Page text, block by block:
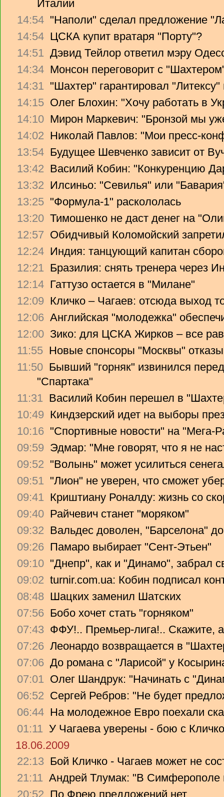
Италии
14:54 "Наполи" сделал предложение
14:54 ЦСКА купит вратаря "Порту"?
14:51 Дэвид Тейлор ответил мэру
14:34 Монсон переговорит с
14:31 "Шахтер" гарантировал
14:15 Олег Блохин: "Хочу работать в
14:10 Мирон Маркевич: "Бронзой мы
14:02 Николай Павлов: "Мои пресс-
13:54 Будущее Шевченко зависит от
13:42 Василий Кобин: "Конкуренцию
13:32 Илсиньо: "Севилья" или
13:25 "Формула-1" раскололась
13:20 Тимошенко не даст денег на
12:57 Обидчивый Коломойский
12:24 Индия: танцующий капитан
12:21 Бразилия: снять тренера через
12:14 Гаттузо остается в "Милане"
12:09 Кличко – Чагаев: отсюда выход
12:06 Английская "молодежка"
12:00 Зико: для ЦСКА Жирков – все
11:55 Новые спонсоры "Москвы"
11:50 Бывший "горняк" извинился
"Спартака"
11:31 Василий Кобин перешел в
10:49 Киндзерский идет на выборы
10:16 "Спортивные новости" на "Мега-
09:59 Эдмар: "Мне говорят, что я не
09:52 "Волынь" может усилиться
09:51 "Лион" не уверен, что сможет
09:41 Криштиану Роналду: жизнь со
09:40 Райчевич станет "моряком"
09:32 Вальдес доволен, "Барселона"
09:26 Памаро выбирает "Сент-Этьен"
09:10 "Днепр", как и "Динамо", забрал
09:02 turnir.com.ua: Кобин подписал
08:48 Шацких заменил Шатских
07:56 Бобо хочет стать "горняком"
07:43 ФФУ!.. Премьер-лига!.. Скажите,
07:26 Леонардо возвращается в
07:06 До романа с "Ларисой" у
07:01 Олег Шандрук: "Начинать с
06:52 Сергей Ребров: "Не будет
06:44 На молодежное Евро поехали
01:11 У Чагаева уверены - бою с
18.06.2009
22:13 Бой Кличко - Чагаев может не
21:11 Андрей Тлумак: "В Симферополе
20:52 По Фрею предложений нет